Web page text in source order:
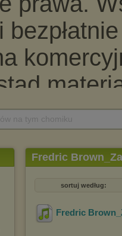
Fredric
sortuj według:
Fredric